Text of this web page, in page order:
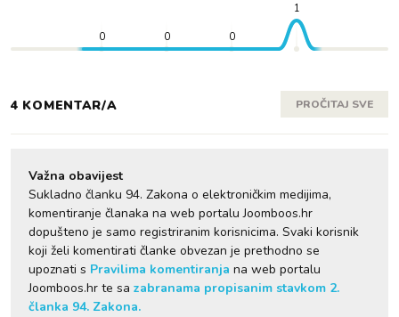
0 0 0
1
4 KOMENTAR/A PROČITAJ SVE
Važna obavijest
Sukladno članku 94. Zakona o elektroničkim medijima,
komentiranje članaka na web portalu Joomboos.hr
dopušteno je samo registriranim korisnicima. Svaki korisnik
koji želi komentirati članke obvezan je prethodno se
upoznati s Pravilima komentiranja na web portalu
Joomboos.hr te sa zabranama propisanim stavkom 2.
članka 94. Zakona.